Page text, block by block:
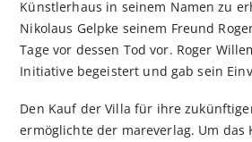
Künstlerhaus in seinem Namen zu
Nikolaus Gelpke seinem Freund
Tage vor dessen Tod vor. Roger
Initiative begeistert und gab sein
Den Kauf der Villa für ihre
ermöglichte der mareverlag. Um das